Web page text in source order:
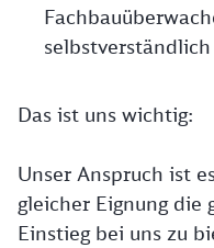
Das ist uns wichtig:
Unser Anspruch ist
gleicher Eignung die
Einstieg bei uns zu